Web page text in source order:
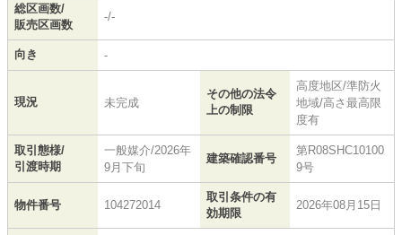
総区画数/
販売区画数
-/-
向き -
現況 未完成
その他の法令
上の制限
高度地区/準防火
地域/高さ最高限
度有
取引態様/
引渡時期
一般媒介/2026年
9月下旬
建築確認番号
第R08SHC10100
9号
物件番号 104272014
取引条件の有
効期限
2026年08月15日